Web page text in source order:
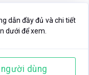
dẫn đầy đủ và chi tiết
dưới để xem.
dùng